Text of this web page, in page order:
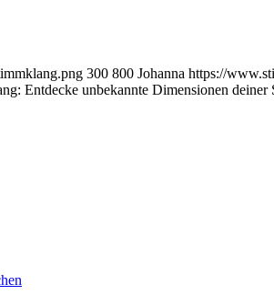
300 800 Johanna https://
Entdecke unbekannte Dimensionen deiner